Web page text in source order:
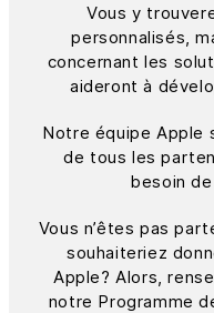
Vous y
personnalisés,
concernant les
aideront à
Notre équipe Apple
de tous les
besoin
Vous n’êtes pas
souhaiteriez
Apple? Alors,
notre Programme